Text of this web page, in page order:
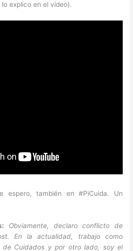
explico en el vídeo).
espero, también en #PiCuida. Un
Obviamente, declaro conflicto de
En la actualidad, trabajo como
de Cuidados y por otro lado, soy el